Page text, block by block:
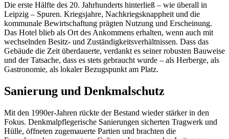
Die erste Hälfte des 20. Jahrhunderts hinterließ – wie überall in
Leipzig – Spuren. Kriegsjahre, Nachkriegsknappheit und die
kommunale Bewirtschaftung prägten Nutzung und Erscheinung.
Das Hotel blieb als Ort des Ankommens erhalten, wenn auch mit
wechselnden Besitz- und Zuständigkeitsverhältnissen. Dass das
Gebäude die Zeit überdauerte, verdankt es seiner robusten Bauweise
und der Tatsache, dass es stets gebraucht wurde – als Herberge, als
Gastronomie, als lokaler Bezugspunkt am Platz.
Sanierung und Denkmalschutz
Mit den 1990er-Jahren rückte der Bestand wieder stärker in den
Fokus. Denkmalpflegerische Sanierungen sicherten Tragwerk und
Hülle, öffneten zugemauerte Partien und brachten die